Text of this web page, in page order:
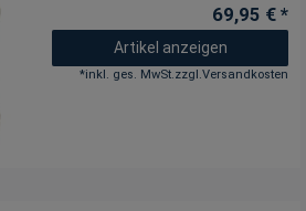
69,95 € *
Artikel anzeigen
*inkl. ges. MwSt.zzgl.Versandkosten